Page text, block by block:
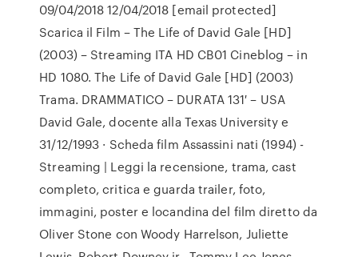
09/04/2018 12/04/2018 [email protected]
Scarica il Film – The Life of David Gale [HD]
(2003) – Streaming ITA HD CB01 Cineblog – in
HD 1080. The Life of David Gale [HD] (2003)
Trama. DRAMMATICO – DURATA 131′ – USA
David Gale, docente alla Texas University e
31/12/1993 · Scheda film Assassini nati (1994) -
Streaming | Leggi la recensione, trama, cast
completo, critica e guarda trailer, foto,
immagini, poster e locandina del film diretto da
Oliver Stone con Woody Harrelson, Juliette